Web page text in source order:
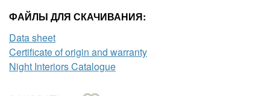
ФАЙЛЫ ДЛЯ СКАЧИВАНИЯ:
Data sheet
Certificate of origin and warranty
Night Interiors Catalogue